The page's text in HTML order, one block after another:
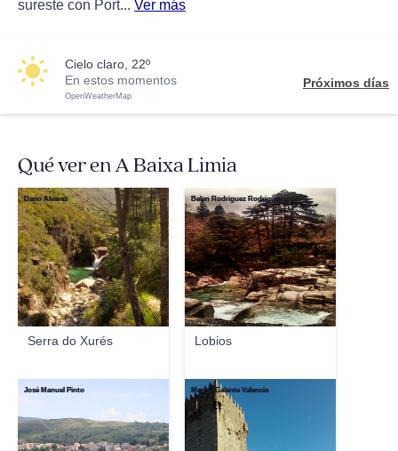
sureste con Port... Ver más
cielo claro, 22º
En estos momentos
OpenWeatherMap
Próximos días
Qué ver en A Baixa Limia
Serra do Xurés
Dario Alvarez
Lobios
Belen Rodriguez Rodriguez
José Manuel Pinto Manoli Galante Valencia